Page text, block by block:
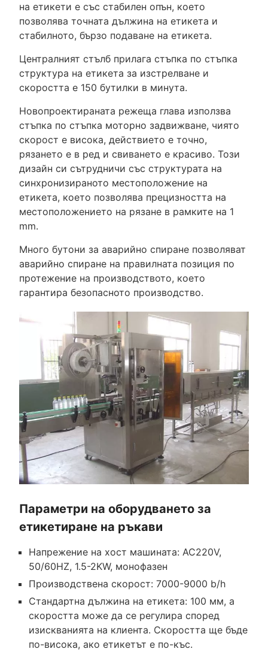
на етикети е със стабилен опън, което
позволява точната дължина на етикета и
стабилното, бързо подаване на етикета.
Централният стълб прилага стъпка по стъпка
структура на етикета за изстрелване и
скоростта е 150 бутилки в минута.
Новопроектираната режеща глава използва
стъпка по стъпка моторно задвижване, чиято
скорост е висока, действието е точно,
рязането е в ред и свиването е красиво. Този
дизайн си сътрудничи със структурата на
синхронизираното местоположение на
етикета, което позволява прецизността на
местоположението на рязане в рамките на 1
mm.
Много бутони за аварийно спиране позволяват
аварийно спиране на правилната позиция по
протежение на производството, което
гарантира безопасното производство.
Параметри на оборудването за
етикетиране на ръкави
Напрежение на хост машината: AC220V,
50/60HZ, 1.5-2KW, монофазен
Производствена скорост: 7000-9000 b/h
Стандартна дължина на етикета: 100 мм, а
скоростта може да се регулира според
изискванията на клиента. Скоростта ще бъде
по-висока, ако етикетът е по-къс.